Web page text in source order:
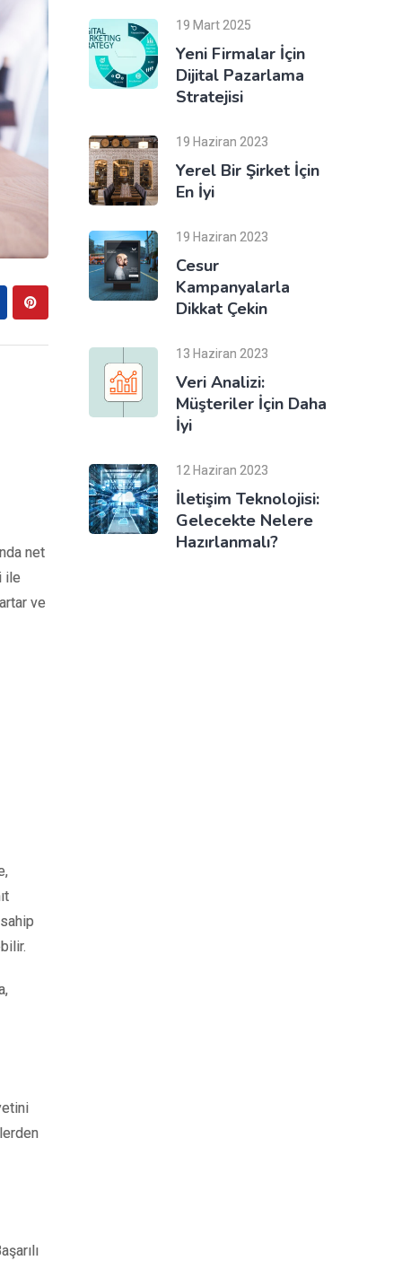
net
ile
ve
19 Mart 2025
Yeni Firmalar İçin
Dijital Pazarlama
Stratejisi
19 Haziran 2023
Yerel Bir Şirket İçin
En İyi
19 Haziran 2023
Cesur
Kampanyalarla
Dikkat Çekin
13 Haziran 2023
Veri Analizi:
Müşteriler İçin Daha
İyi
12 Haziran 2023
İletişim Teknolojisi:
Gelecekte Nelere
Hazırlanmalı?